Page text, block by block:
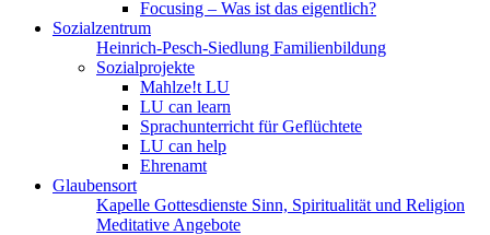
Focusing – Was ist das eigentlich?
Sozialzentrum
Heinrich-Pesch-Siedlung Familienbildung
Sozialprojekte
Mahlze!t LU
LU can learn
Sprachunterricht für Geflüchtete
LU can help
Ehrenamt
Glaubensort
Kapelle Gottesdienste Sinn, Spiritualität und Religion
Meditative Angebote